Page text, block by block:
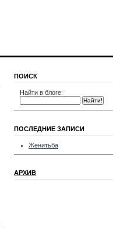
ПОИСК
Найти в блоге:
ПОСЛЕДНИЕ ЗАПИСИ
Женитьба
АРХИВ